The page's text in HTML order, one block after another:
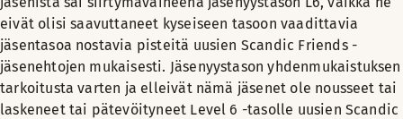
eivät olisi saavuttaneet kyseiseen tasoon vaadittavia
jäsentasoa nostavia pisteitä uusien Scandic Friends -
jäsenehtojen mukaisesti. Jäsenyystason yhdenmukaistuksen
tarkoitusta varten ja elleivät nämä jäsenet ole nousseet tai
laskeneet tai pätevöityneet Level 6 -tasolle uusien Scandic